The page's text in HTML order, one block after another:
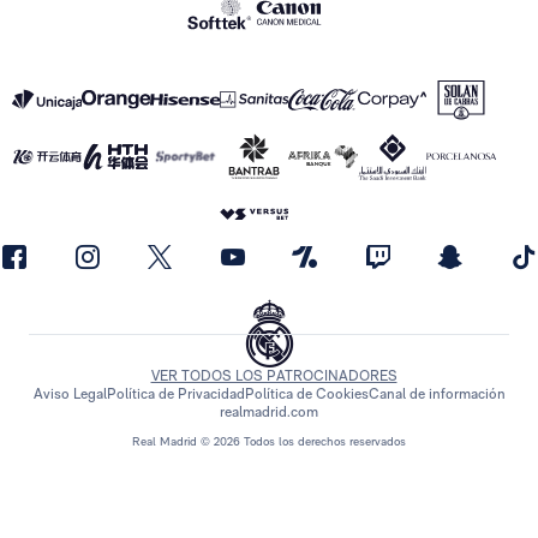
Real Madrid © 2026 Todos los derechos reservados
VER TODOS LOS PATROCINADORES
Aviso LegalPolítica de Privacidad Política de CookiesCanal de información
realmadrid.com